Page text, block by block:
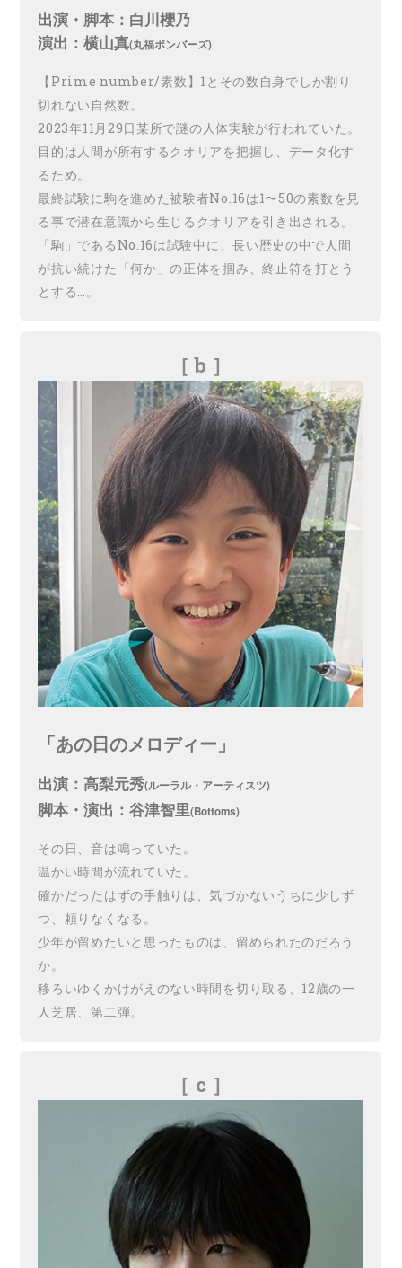
出演・脚本：白川櫻乃
演出：横山真(丸福ボンバーズ)
【Prime number/素数】1とその数自身でしか割り
切れない自然数。
2023年11月29日某所で謎の人体実験が行われていた。
目的は人間が所有するクオリアを把握し、データ化す
るため。
最終試験に駒を進めた被験者No.16は1〜50の素数を見
る事で潜在意識から生じるクオリアを引き出される。
「駒」であるNo.16は試験中に、長い歴史の中で人間
が抗い続けた「何か」の正体を掴み、終止符を打とう
とする…。
［ b ］
「あの日のメロディー」
出演：高梨元秀(ルーラル・アーティスツ)
脚本・演出：谷津智里(Bottoms)
その日、音は鳴っていた。
温かい時間が流れていた。
確かだったはずの手触りは、気づかないうちに少しず
つ、頼りなくなる。
少年が留めたいと思ったものは、留められたのだろう
か。
移ろいゆくかけがえのない時間を切り取る、12歳の一
人芝居、第二弾。
［ c ］